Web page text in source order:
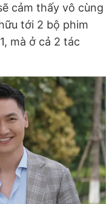
cảm thấy vô cùng
tới 2 bộ phim
mà ở cả 2 tác